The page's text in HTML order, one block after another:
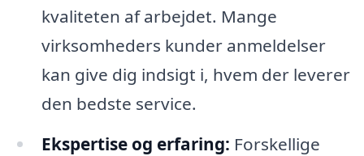
kvaliteten af arbejdet. Mange
virksomheders kunder anmeldelser
kan give dig indsigt i, hvem der leverer
den bedste service.
Ekspertise og erfaring: Forskellige